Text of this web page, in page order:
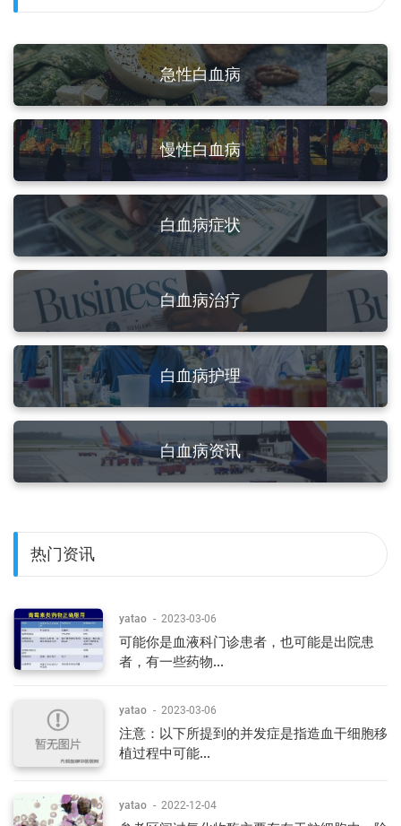
急性白血病
慢性白血病
白血病症状
白血病治疗
白血病护理
白血病资讯
热门资讯
yatao - 2023-03-06
可能你是血液科门诊患者，也可能是出院患
者，有一些药物...
yatao - 2023-03-06
注意：以下所提到的并发症是指造血干细胞移
植过程中可能...
yatao - 2022-12-04